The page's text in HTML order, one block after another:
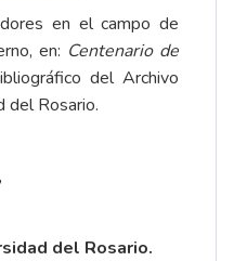
en el campo de
en: Centenario de
del Archivo
del Rosario.
del Rosario.